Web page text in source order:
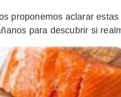
proponemos aclarar
para descubrir si